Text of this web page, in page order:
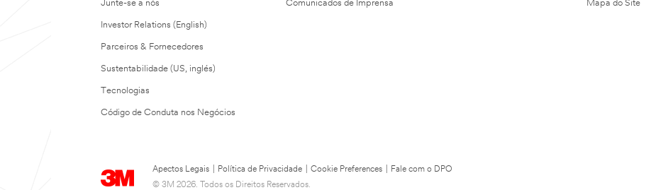
Junte-se a nós
Investor Relations (English)
Parceiros & Fornecedores
Sustentabilidade (US, inglés)
Tecnologias
Código de Conduta nos Negócios
Comunicados de Imprensa Mapa do Site
Apectos Legais Política de Privacidade Cookie Preferences
Fale com o DPO
© 3M 2026. Todos os Direitos Reservados.